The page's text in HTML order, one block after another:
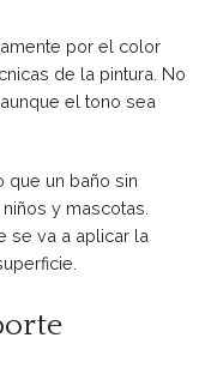
por el color
de la pintura. No
el tono sea
que un baño sin
y mascotas.
se va a aplicar la